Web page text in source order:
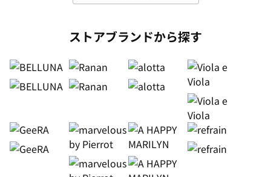
ストアブランドから探す